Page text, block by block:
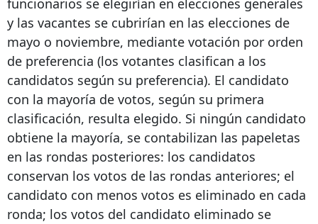
funcionarios se elegirían en elecciones generales
y las vacantes se cubrirían en las elecciones de
mayo o noviembre, mediante votación por orden
de preferencia (los votantes clasifican a los
candidatos según su preferencia). El candidato
con la mayoría de votos, según su primera
clasificación, resulta elegido. Si ningún candidato
obtiene la mayoría, se contabilizan las papeletas
en las rondas posteriores: los candidatos
conservan los votos de las rondas anteriores; el
candidato con menos votos es eliminado en cada
ronda; los votos del candidato eliminado se